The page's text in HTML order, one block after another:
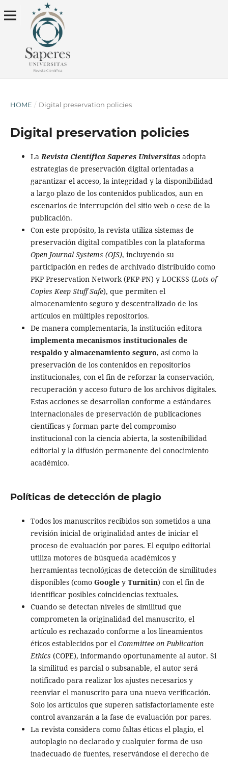
HOME / Digital preservation policies
Digital preservation policies
LaRevista Científica Saperes Universitasadopta
estrategias de preservación digital orientadas a
garantizar el acceso, la integridad y la disponibilidad
a largo plazo de los contenidos publicados, aun en
escenarios de interrupción del sitio web o cese de la
publicación.
Con este propósito, la revista utiliza sistemas de
preservación digital compatibles con la plataforma
Open Journal Systems (OJS), incluyendo su
participación en redes de archivado distribuido como
PKP Preservation Network (PKP-PN) y LOCKSS (Lots of
Copies Keep Stuff Safe), que permiten el
almacenamiento seguro y descentralizado de los
artículos en múltiples repositorios.
De manera complementaria, la institución editora
implementa mecanismos institucionales de
respaldo y almacenamiento seguro, así como la
preservación de los contenidos en repositorios
institucionales, con el fin de reforzar la conservación,
recuperación y acceso futuro de los archivos digitales.
Estas acciones se desarrollan conforme a estándares
internacionales de preservación de publicaciones
científicas y forman parte del compromiso
institucional con la ciencia abierta, la sostenibilidad
editorial y la difusión permanente del conocimiento
académico.
Políticas de detección de plagio
Todos los manuscritos recibidos son sometidos a una
revisión inicial de originalidad antes de iniciar el
proceso de evaluación por pares. El equipo editorial
utiliza motores de búsqueda académicos y
herramientas tecnológicas de detección de similitudes
disponibles (como Googley Turnitin) con el fin de
identificar posibles coincidencias textuales.
Cuando se detectan niveles de similitud que
comprometen la originalidad del manuscrito, el
artículo es rechazado conforme a los lineamientos
éticos establecidos por el Committee on Publication
Ethics (COPE), informando oportunamente al autor. Si
la similitud es parcial o subsanable, el autor será
notificado para realizar los ajustes necesarios y
reenviar el manuscrito para una nueva verificación.
Solo los artículos que superen satisfactoriamente este
control avanzarán a la fase de evaluación por pares.
La revista considera como faltas éticas el plagio, el
autoplagio no declarado y cualquier forma de uso
inadecuado de fuentes, reservándose el derecho de